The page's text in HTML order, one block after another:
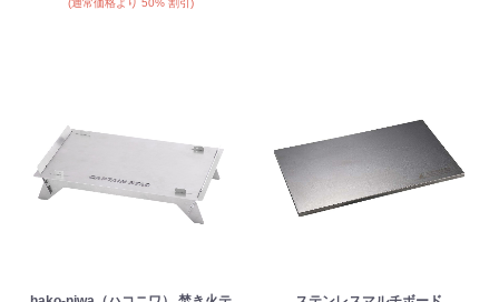
(通常価格より 50% 割引)